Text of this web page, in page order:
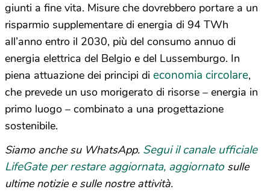
giunti a fine vita. Misure che dovrebbero portare a un
risparmio supplementare di energia di 94 TWh
all’anno entro il 2030, più del consumo annuo di
energia elettrica del Belgio e del Lussemburgo. In
piena attuazione dei principi di economia circolare,
che prevede un uso morigerato di risorse – energia in
primo luogo – combinato a una progettazione
sostenibile.
Siamo anche su WhatsApp. Segui il canale ufficiale
LifeGate per restare aggiornata, aggiornato sulle
ultime notizie e sulle nostre attività.